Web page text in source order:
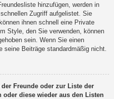
hinzufügen, werden in
Zugriff aufgelistet. Sie
ihnen schnell eine Private
Style, den Sie verwenden, können
sein. Wenn Sie einen
seine Beiträge standardmäßig nicht.
Freunde oder zur Liste der
diese wieder aus den Listen